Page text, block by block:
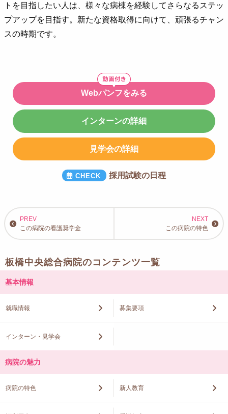
トを目指したい人は、様々な病棟を経験してさらなるステッ
プアップを目指す。新たな資格取得に向けて、頑張るチャン
スの時期です。
Webパンフをみる
インターンの詳細
見学会の詳細
採用試験の日程
この病院の看護奨学金 この病院の特色
板橋中央総合病院のコンテンツ一覧
基本情報
就職情報 募集要項
インターン・見学会
病院の魅力
病院の特色 新人教育